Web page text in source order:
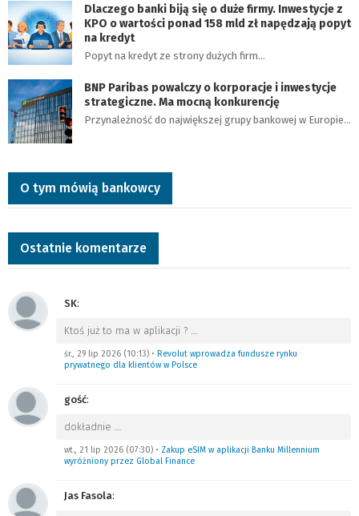
Dlaczego banki biją się o duże firmy. Inwestycje z
KPO o wartości ponad 158 mld zł napędzają popyt
na kredyt
Popyt na kredyt ze strony dużych firm…
BNP Paribas powalczy o korporacje i inwestycje
strategiczne. Ma mocną konkurencję
Przynależność do największej grupy bankowej w Europie…
O tym mówią bankowcy
Ostatnie komentarze
SK:
Ktoś już to ma w aplikacji ? …
śr., 29 lip 2026 (10:13) • Revolut wprowadza fundusze rynku
prywatnego dla klientów w Polsce
gość:
dokładnie …
wt., 21 lip 2026 (07:30) • Zakup eSIM w aplikacji Banku Millennium
wyróżniony przez Global Finance
Jas Fasola: